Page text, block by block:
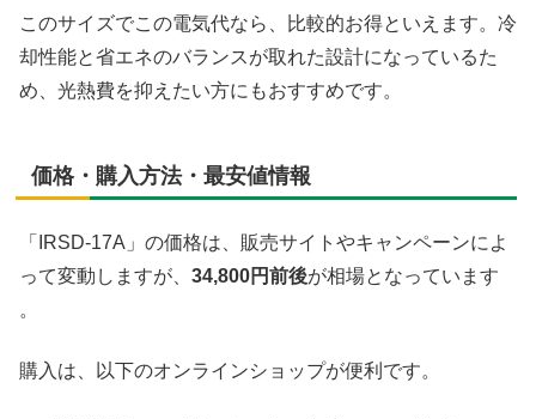
このサイズでこの電気代なら、比較的お得といえます。冷
却性能と省エネのバランスが取れた設計になっているた
め、光熱費を抑えたい方にもおすすめです。
価格・購入方法・最安値情報
「IRSD-17A」の価格は、販売サイトやキャンペーンによ
って変動しますが、 34,800円前後が相場となっています​
。
購入は、以下のオンラインショップが便利です。